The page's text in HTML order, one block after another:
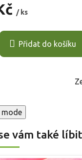
/ ks
Přidat do košíku
vám také líbit